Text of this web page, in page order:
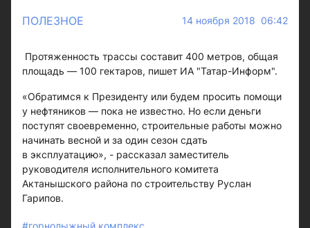
ПОЛЕЗНОЕ 14 ноября 2018 06:42
Протяженность трассы составит 400 метров, общая
площадь — 100 гектаров, пишет ИА "Татар-Информ".
«Обратимся к Президенту или будем просить помощи
у нефтяников — пока не известно. Но если деньги
поступят своевременно, строительные работы можно
начинать весной и за один сезон сдать
в эксплуатацию», - рассказал заместитель
руководителя исполнительного комитета
Актанышского района по строительству Руслан
Гарипов.
#горнолыжный комплекс